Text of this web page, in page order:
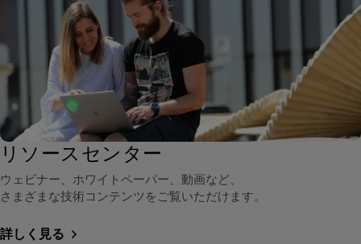
リソースセンター
ウェビナー、ホワイトペーパー、動画など、
さまざまな技術コンテンツをご覧いただけます。
詳しく見る